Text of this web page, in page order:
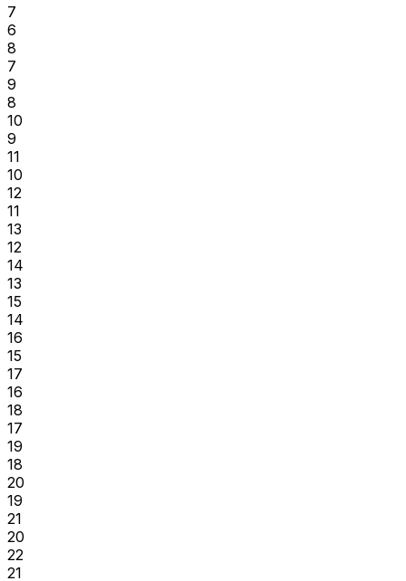
7
6
8
7
9
8
10
9
11
10
12
11
13
12
14
13
15
14
16
15
17
16
18
17
19
18
20
19
21
20
22
21